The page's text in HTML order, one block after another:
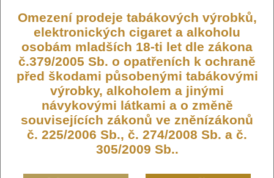
LIQ-ELFLIQ-10-STRWKIWI
Dostupnost: Skladem
Počet ks:
1780 ks
245,- KČ
DO KOŠÍKU
Omezení prodeje tabákových výrobků,
elektronických cigaret a alkoholu
osobám mladších 18-ti let dle zákona
č.379/2005 Sb. o opatřeních k ochraně
před škodami působenými tabákovými
výrobky, alkoholem a jinými
návykovými látkami a o změně
souvisejících zákonů ve zněnízákonů
č. 225/2006 Sb., č. 274/2008 Sb. a č.
305/2009 Sb..